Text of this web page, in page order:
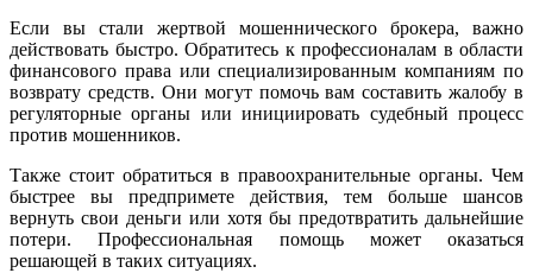
Если вы стали жертвой мошеннического брокера, важно
действовать быстро. Обратитесь к профессионалам в области
финансового права или специализированным компаниям по
возврату средств. Они могут помочь вам составить жалобу в
регуляторные органы или инициировать судебный процесс
против мошенников.
Также стоит обратиться в правоохранительные органы. Чем
быстрее вы предпримете действия, тем больше шансов
вернуть свои деньги или хотя бы предотвратить дальнейшие
потери. Профессиональная помощь может оказаться
решающей в таких ситуациях.